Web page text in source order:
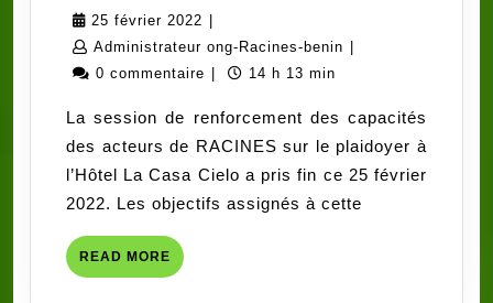
DONNE
LES
DE
S’INVESTIR
EFFICACEMENT
DANS
25 février 2022 25
février
2022
Administrateur ong-Racines-benin Administrateur
benin
0 commentaire
14 h 13 min
La session de renforcement des capacités
des acteurs de RACINES sur le plaidoyer à
l’Hôtel La Casa Cielo a pris fin ce 25 février
2022. Les objectifs assignés à cette
READ MORE READ
MORE